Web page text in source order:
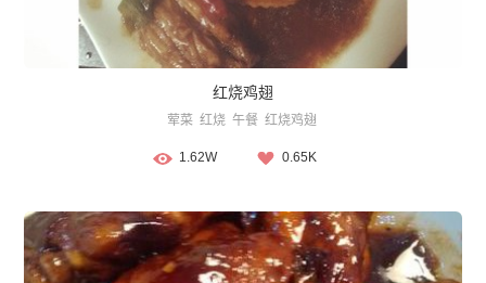
红烧鸡翅
荤菜 红烧 午餐 红烧鸡翅
1.62W 0.65K